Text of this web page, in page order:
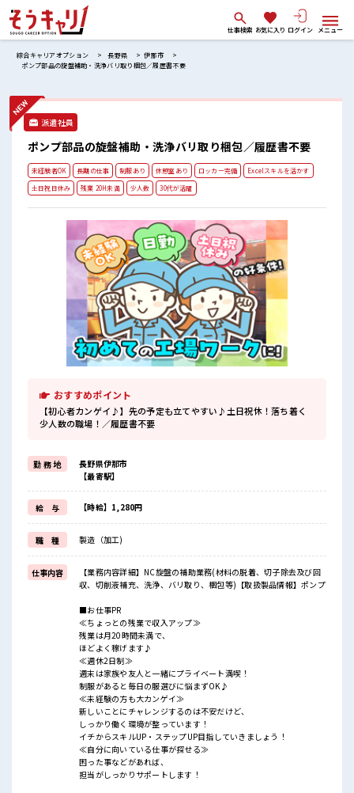
仕事検索 お気に入り ログイン メニュー
綜合キャリアオプション 長野県
伊那市
ポンプ部品の旋盤補助・洗浄バリ取り梱包／履歴書不要
派遣社員
ポンプ部品の旋盤補助・洗浄バリ取り梱包／履歴書不要
未経験者OK 長期の仕事 制服あり 休憩室あり ロッカー完備
Excelスキルを活かす
土日祝日休み
残業 20H未満 少人数 30代が活躍
おすすめポイント
【初心者カンゲイ♪】先の予定も立てやすい♪土日祝休！落ち着く
少人数の職場！／履歴書不要
勤 務 地
長野県伊那市
【最寄駅】
給 与 【時給】1,280円
職 種 製造（加工)
仕事内容
【業務内容詳細】NC旋盤の補助業務(材料の脱着、切子除去及び回
収、切削液補充、洗浄、バリ取り、梱包等)【取扱製品情報】ポンプ
■お仕事PR
≪ちょっとの残業で収入アップ≫
残業は月20時間未満で、
ほどよく稼げます♪
≪週休2日制≫
週末は家族や友人と一緒にプライベート満喫！
制服があると毎日の服選びに悩まずOK♪
≪未経験の方も大カンゲイ≫
新しいことにチャレンジするのは不安だけど、
しっかり働く環境が整っています！
イチからスキルUP・ステップUP目指していきましょう！
≪自分に向いている仕事が探せる≫
困った事などがあれば、
担当がしっかりサポートします！